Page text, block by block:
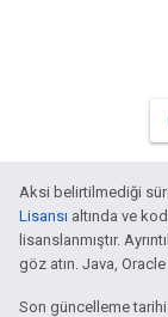
Aksi belirtilmediği
Lisansı altında ve
lisanslanmıştır.
göz atın. Java,
Son güncelleme